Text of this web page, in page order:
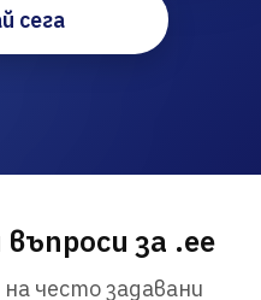
сега
за .ee
често задавани